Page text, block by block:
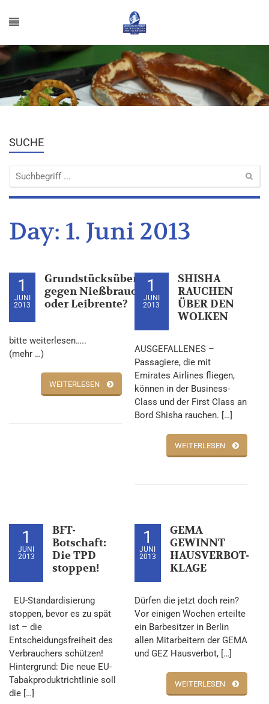
SUCHE
Day: 1. Juni 2013
1
JUNI
2013
Grundstücksübergabe
gegen Nießbrauch
oder Leibrente?
bitte weiterlesen…..
(mehr …)
WEITERLESEN
1
JUNI
2013
SHISHA
RAUCHEN
ÜBER DEN
WOLKEN
AUSGEFALLENES –
Passagiere, die mit
Emirates Airlines fliegen,
können in der Business-
Class und der First Class an
Bord Shisha rauchen. […]
WEITERLESEN
1
JUNI
2013
BFT-
Botschaft:
Die TPD
stoppen!
EU-Standardisierung
stoppen, bevor es zu spät
ist – die
Entscheidungsfreiheit des
Verbrauchers schützen!
Hintergrund: Die neue EU-
Tabakproduktrichtlinie soll
die […]
1
JUNI
2013
GEMA
GEWINNT
HAUSVERBOT-
KLAGE
Dürfen die jetzt doch rein?
Vor einigen Wochen erteilte
ein Barbesitzer in Berlin
allen Mitarbeitern der GEMA
und GEZ Hausverbot, […]
WEITERLESEN